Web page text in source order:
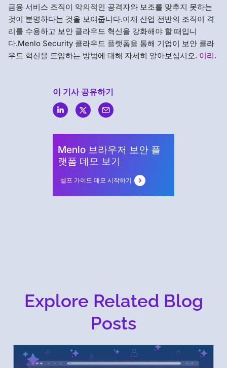
금융 서비스 조직이 악의적인 공격자와 보조를 맞추지 못하는
것이 분명하다는 것을 보여줍니다.이제 산업 전반의 조직이 격
리를 수용하고 보안 클라우드 혁신을 강화해야 할 때입니
다.Menlo Security 클라우드 플랫폼을 통해 기업이 보안 클라
우드 혁신을 도입하는 방법에 대해 자세히 알아보십시오. 이리.
이 기사 공유하기
Menlo 브라우저 보안 플
랫폼 데모 보기
셀프 가이드 데모 시작하기
Explore Related Blog
Posts